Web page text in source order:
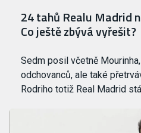
24 tahů Realu Madrid
Co ještě zbývá vyřešit?
Sedm posil včetně
odchovanců, ale také
Rodriho totiž Real Madrid